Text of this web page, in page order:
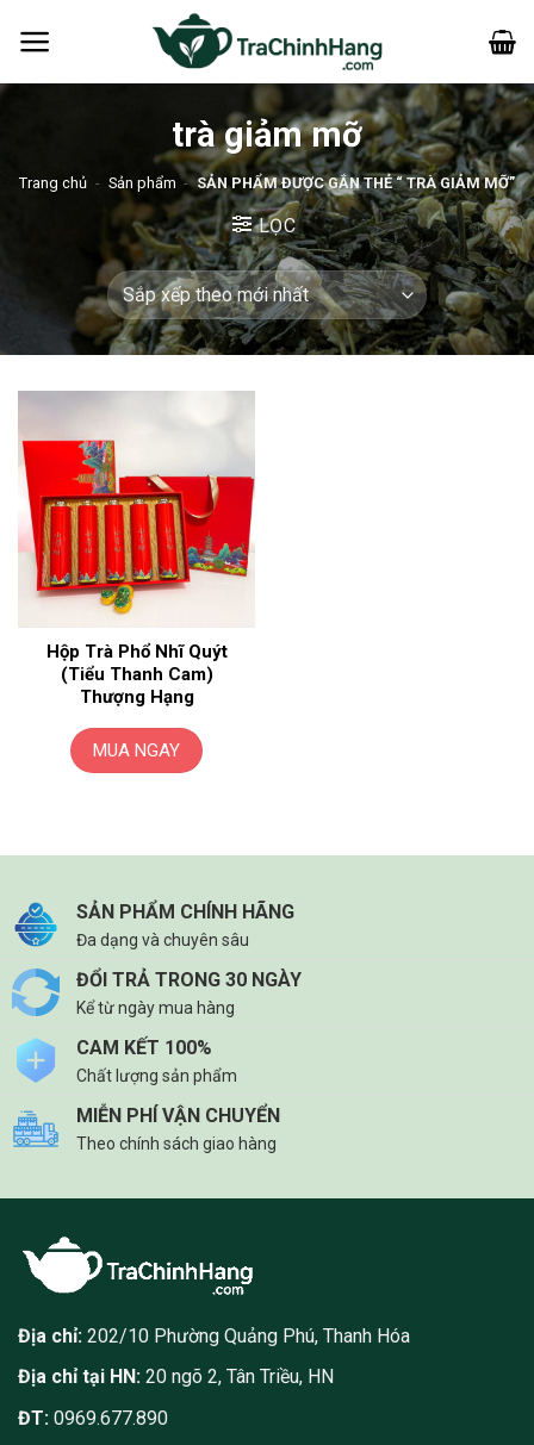
qua
trà giảm mỡ
Trang chủ - Sản phẩm - SẢN PHẨM ĐƯỢC GẮN THẺ “ TRÀ GIẢM MỠ”
LỌC
Hộp Trà Phổ Nhĩ Quýt
(Tiểu Thanh Cam)
Thượng Hạng
MUA NGAY
SẢN PHẨM CHÍNH HÃNG
Đa dạng và chuyên sâu
ĐỔI TRẢ TRONG 30 NGÀY
Kể từ ngày mua hàng
CAM KẾT 100%
Chất lượng sản phẩm
MIỄN PHÍ VẬN CHUYỂN
Theo chính sách giao hàng
Địa chỉ: 202/10 Phường Quảng Phú, Thanh Hóa
Địa chỉ tại HN: 20 ngõ 2, Tân Triều, HN
ĐT: 0969.677.890